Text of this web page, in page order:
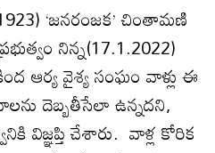
‘జనరంజక’ చింతామణి
నిన్న(17.1.2022)
ఆర్య వైశ్య సంఘం వాళ్లు ఈ
దెబ్బతీసేలా ఉన్నదని,
విజ్ఞప్తి చేశారు. వాళ్ల కోరిక